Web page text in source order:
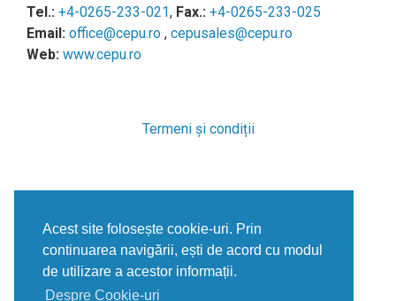
Tel.: +4-0265-233-021, Fax.: +4-0265-233-025
Email: office@cepu.ro , cepusales@cepu.ro
Web: www.cepu.ro
Termeni și condiții
Politica de confidențialitate
Acest site folosește cookie-uri. Prin
continuarea navigării, ești de acord cu modul
de utilizare a acestor informații.
Despre Cookie-uri